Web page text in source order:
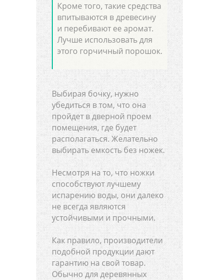
Кроме того, такие средства
впитываются в древесину
и перебивают ее аромат.
Лучше использовать для
этого горчичный порошок.
Выбирая бочку, нужно
убедиться в том, что она
пройдет в дверной проем
помещения, где будет
располагаться. Желательно
выбирать емкость без ножек.
Несмотря на то, что ножки
способствуют лучшему
испарению воды, они далеко
не всегда являются
устойчивыми и прочными.
Как правило, производители
подобной продукции дают
гарантию на свой товар.
Обычно для деревянных